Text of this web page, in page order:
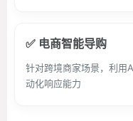
✅ 电商智能导购
针对跨境商家场景，利用
动化响应能力